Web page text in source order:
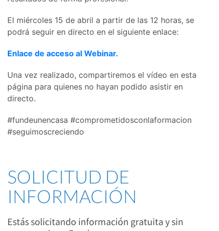
El miércoles 15 de abril a partir de las 12 horas, se
podrá seguir en directo en el siguiente enlace:
Enlace de acceso al Webinar.
Una vez realizado, compartiremos el vídeo en esta
página para quienes no hayan podido asistir en
directo.
#fundeunencasa #comprometidosconlaformacion
#seguimoscreciendo
SOLICITUD DE
INFORMACIÓN
Estás solicitando información gratuita y sin